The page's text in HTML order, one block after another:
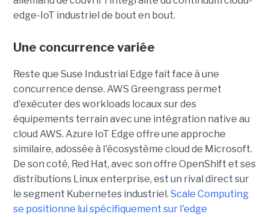
edge-IoT industriel de bout en bout.
Une concurrence variée
Reste que Suse Industrial Edge fait face à une
concurrence dense. AWS Greengrass permet
d'exécuter des workloads locaux sur des
équipements terrain avec une intégration native au
cloud AWS. Azure IoT Edge offre une approche
similaire, adossée à l'écosystème cloud de Microsoft.
De son coté, Red Hat, avec son offre OpenShift et ses
distributions Linux enterprise, est un rival direct sur
le segment Kubernetes industriel. Scale Computing
se positionne lui spécifiquement sur l'edge